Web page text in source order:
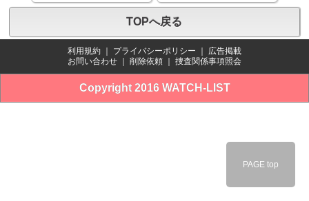
TOPへ戻る
利用規約 プライバシーポリシー
広告掲載
お問い合わせ
削除依頼 捜査関係事項照会
Copyright 2016 WATCH-LIST
PAGE top